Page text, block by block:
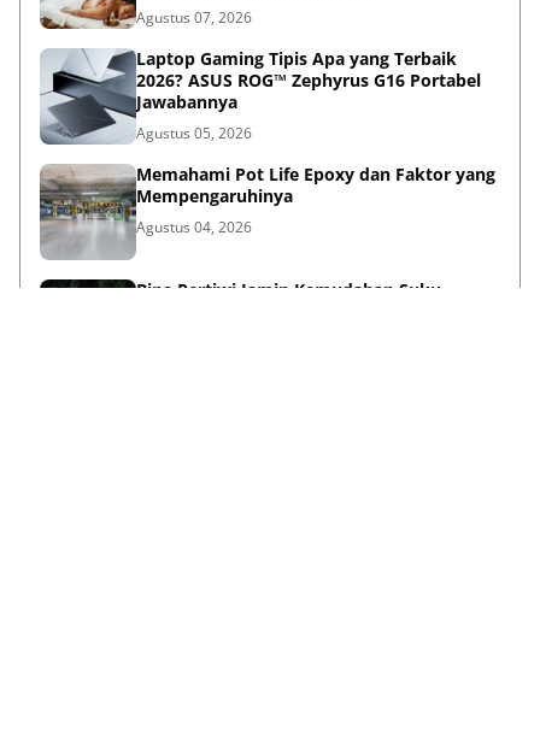
Agustus 07, 2026
Laptop Gaming Tipis Apa yang Terbaik
2026? ASUS ROG™ Zephyrus G16 Portabel
Jawabannya
Agustus 05, 2026
Memahami Pot Life Epoxy dan Faktor yang
Mempengaruhinya
Agustus 04, 2026
Bina Pertiwi Jamin Kemudahan Suku